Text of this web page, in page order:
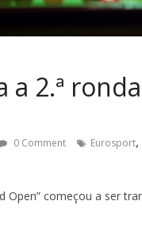
a 2.ª
0 Comment Eurosport,
Open” começou a ser